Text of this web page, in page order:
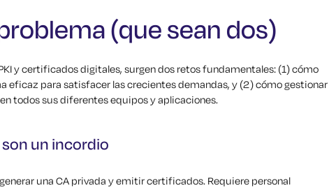
(que sean dos)
y certificados digitales, surgen dos retos fundamentales: (1) cómo
eficaz para satisfacer las crecientes demandas, y (2) cómo gestionar
todos sus diferentes equipos y aplicaciones.
un incordio
una CA privada y emitir certificados. Requiere personal